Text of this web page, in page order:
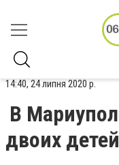
14:40, 24 липня 2020 р.
В
двоих